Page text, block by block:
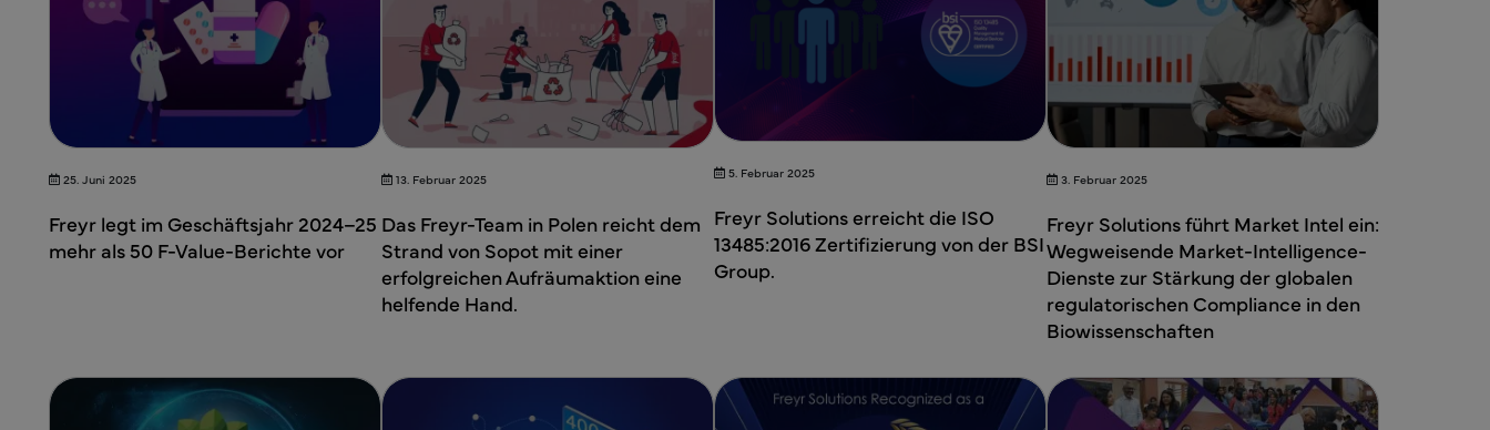
25. Juni 2025
Freyr legt im Geschäftsjahr 2024–25
mehr als 50 F-Value-Berichte vor
13. Februar 2025
Das Freyr-Team in Polen reicht dem
Strand von Sopot mit einer
erfolgreichen Aufräumaktion eine
helfende Hand.
5. Februar 2025
Freyr Solutions erreicht die ISO
13485:2016 Zertifizierung von der BSI
Group.
3. Februar 2025
Freyr Solutions führt Market Intel ein:
Wegweisende Market-Intelligence-
Dienste zur Stärkung der globalen
regulatorischen Compliance in den
Biowissenschaften